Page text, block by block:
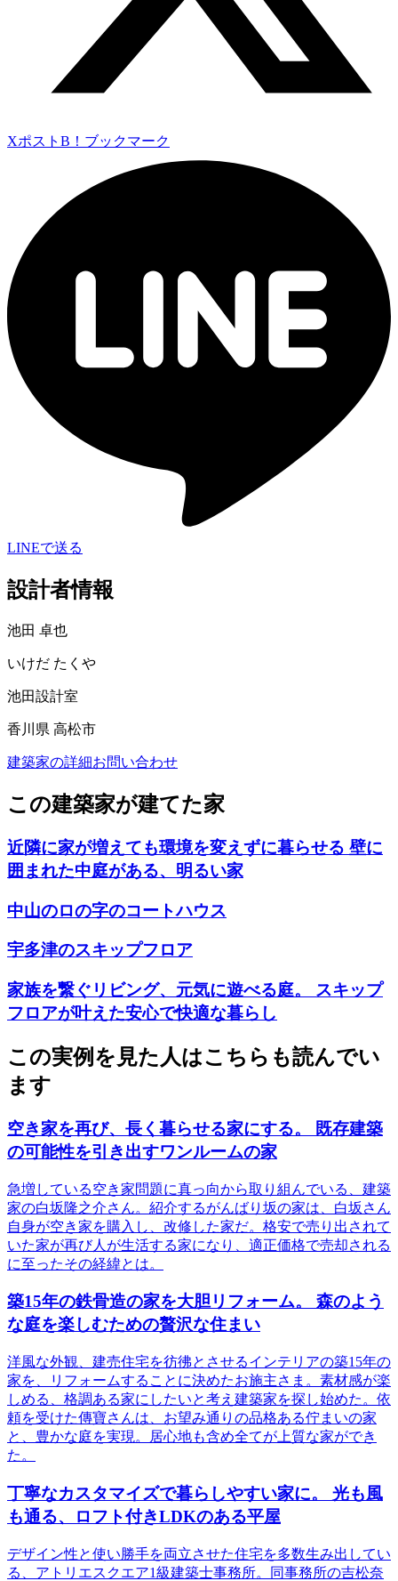
Xポスト B！ブックマーク
LINEで送る
設計者情報
池田 卓也
いけだ たくや
池田設計室
香川県 高松市
建築家の詳細お問い合わせ
この建築家が建てた家
近隣に家が増えても環境を変えずに暮らせる 壁に
囲まれた中庭がある、明るい家
中山のロの字のコートハウス
宇多津のスキップフロア
家族を繋ぐリビング、元気に遊べる庭。 スキップ
フロアが叶えた安心で快適な暮らし
この実例を見た人はこちらも読んでい
ます
空き家を再び、長く暮らせる家にする。 既存建築
の可能性を引き出すワンルームの家
急増している空き家問題に真っ向から取り組んでいる、建築
家の白坂隆之介さん。紹介するがんばり坂の家は、白坂さん
自身が空き家を購入し、改修した家だ。格安で売り出されて
いた家が再び人が生活する家になり、適正価格で売却される
に至ったその経緯とは。
築15年の鉄骨造の家を大胆リフォーム。 森のよう
な庭を楽しむための贅沢な住まい
洋風な外観、建売住宅を彷彿とさせるインテリアの築15年の
家を、リフォームすることに決めたお施主さま。素材感が楽
しめる、格調ある家にしたいと考え建築家を探し始めた。依
頼を受けた傳寶さんは、お望み通りの品格ある佇まいの家
と、豊かな庭を実現。居心地も含め全てが上質な家ができ
た。
丁寧なカスタマイズで暮らしやすい家に。 光も風
も通る、ロフト付きLDKのある平屋
デザイン性と使い勝手を両立させた住宅を多数生み出してい
る、アトリエスクエア1級建築士事務所。同事務所の吉松奈